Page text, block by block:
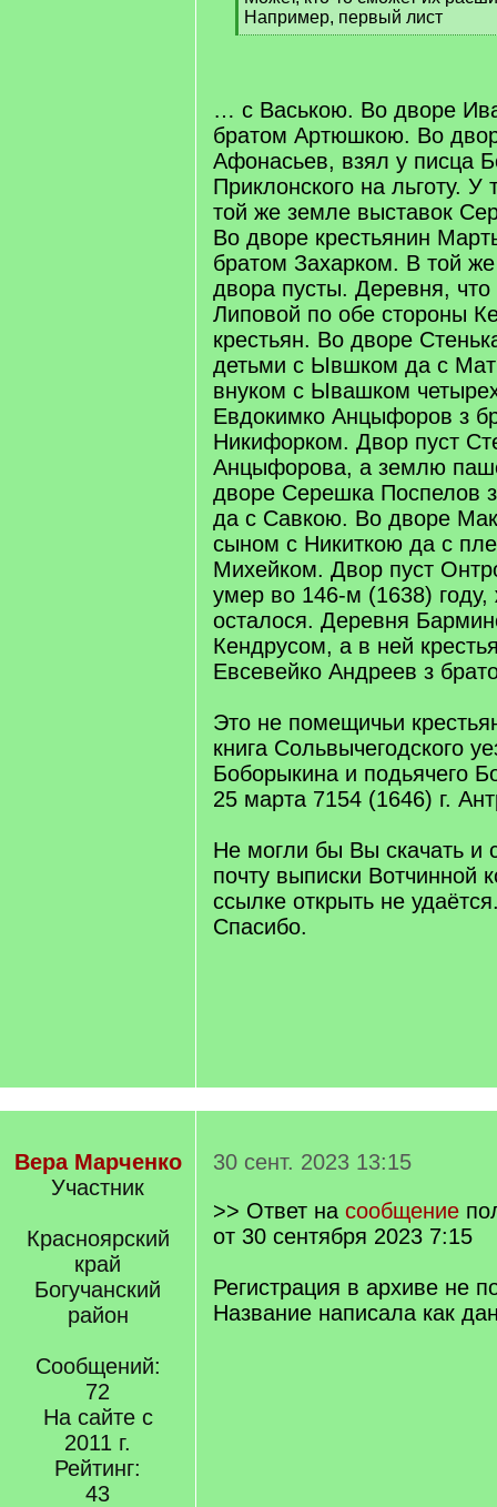
Например, первый лист
[
… с Ваською. Во дворе
братом Артюшкою. Во
Афонасьев, взял у писца
Приклонского на льготу.
той же земле выставок
Во дворе крестьянин
братом Захарком. В той
двора пусты. Деревня,
Липовой по обе стороны
крестьян. Во дворе
детьми с Ывшком да с
внуком с Ывашком
Евдокимко Анцыфоров з
Никифорком. Двор пуст
Анцыфорова, а землю
дворе Серешка Поспелов
да с Савкою. Во дворе
сыном с Никиткою да с
Михейком. Двор пуст
умер во 146-м (1638)
осталося. Деревня
Кендрусом, а в ней
Евсевейко Андреев з
Это не помещичьи
книга Сольвычегодского
Боборыкина и подьячего
25 марта 7154 (1646) г.
Не могли бы Вы скачать и
почту выписки Вотчинной
ссылке открыть не
Спасибо.
Вера Марченко
Участник
Красноярский
край
Богучанский
район
Сообщений:
72
На сайте с
2011 г.
Рейтинг:
43
30 сент. 2023 13:15
>> Ответ на сообщение
от 30 сентября 2023 7:15
Регистрация в архиве не
Название написала как